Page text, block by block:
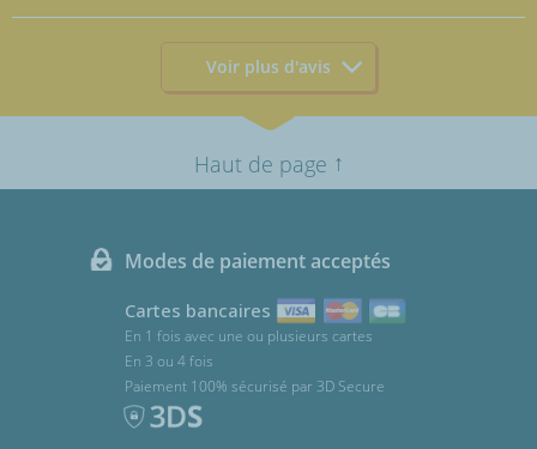
Voir plus d'avis
Haut de page ↑
Modes de paiement acceptés
Cartes bancaires
En 1 fois avec une ou plusieurs cartes
En 3 ou 4 fois
Paiement 100% sécurisé par 3D Secure